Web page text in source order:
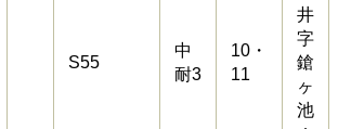
S55
中
耐3
10・
11
井
字
鎗
ヶ
池